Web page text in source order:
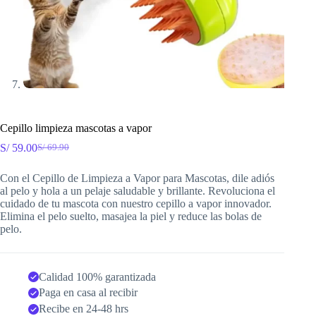
Cepillo limpieza mascotas a vapor
S/69.90
El
original
era:
S/ 69.90.
S/59.00El
actual
es:
S/ 59.00.
Con el Cepillo de Limpieza a Vapor para Mascotas, dile adiós
al pelo y hola a un pelaje saludable y brillante. Revoluciona el
cuidado de tu mascota con nuestro cepillo a vapor innovador.
Elimina el pelo suelto, masajea la piel y reduce las bolas de
pelo.
Calidad 100% garantizada
Paga en casa al recibir
Recibe en 24-48 hrs